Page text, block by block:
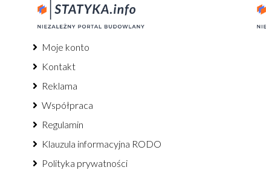
Moje konto
Kontakt
Reklama
Współpraca
Regulamin
Klauzula informacyjna RODO
Polityka prywatności